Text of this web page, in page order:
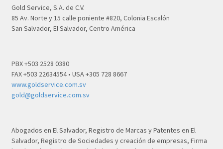
Gold Service, S.A. de C.V.
85 Av. Norte y 15 calle poniente #820, Colonia Escalón
San Salvador, El Salvador, Centro América
PBX +503 2528 0380
FAX +503 22634554 • USA +305 728 8667
www.goldservice.com.sv
gold@goldservice.com.sv
Abogados en El Salvador, Registro de Marcas y Patentes en El
Salvador, Registro de Sociedades y creación de empresas, Firma